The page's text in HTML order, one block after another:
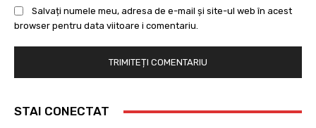
Salvați numele meu, adresa de e-mail și site-ul web în acest
browser pentru data viitoare i comentariu.
STAI CONECTAT